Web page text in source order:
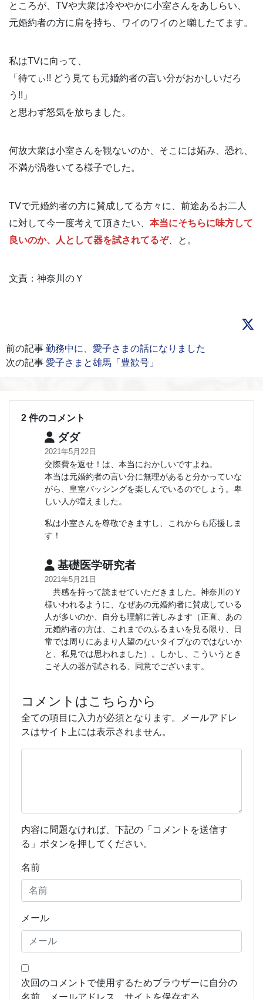
ところが、TVや大衆は冷ややかに小室さんをあしらい、
元婚約者の方に肩を持ち、ワイのワイのと囃したてます。
私はTVに向って、
「待てぃ!! どう見ても元婚約者の言い分がおかしいだろ
う!!」
と思わず怒気を放ちました。
何故大衆は小室さんを観ないのか、そこには妬み、恐れ、
不満が渦巻いてる様子でした。
TVで元婚約者の方に賛成してる方々に、前途あるお二人
に対して今一度考えて頂きたい、 本当にそちらに味方して
良いのか、人として器を試されてるぞ、と。
文責：神奈川のＹ
前の記事 勤務中に、愛子さまの話になりました
次の記事 愛子さまと雄馬「豊歓号」
2 件のコメント
ダダ
2021年5月22日
交際費を返せ！は、本当におかしいですよね。
本当は元婚約者の言い分に無理があると分かっていな
がら、皇室バッシングを楽しんでいるのでしょう。卑
しい人が増えました。
私は小室さんを尊敬できますし、これからも応援しま
す！
基礎医学研究者
2021年5月21日
共感を持って読ませていただきました。神奈川のＹ
様いわれるように、なぜあの元婚約者に賛成している
人が多いのか、自分も理解に苦しみます（正直、あの
元婚約者の方は、これまでのふるまいを見る限り、日
常では周りにあまり人望のないタイプなのではないか
と、私見では思われました）。しかし、こういうとき
こそ人の器が試される、同意でございます。
コメントはこちらから
全ての項目に入力が必須となります。メールアドレ
スはサイト上には表示されません。
内容に問題なければ、下記の「コメントを送信す
る」ボタンを押してください。
名前
メール
次回のコメントで使用するためブラウザーに自分の